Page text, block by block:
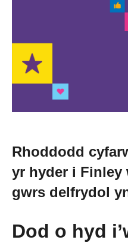
Straeon go iawn
Newyddion
Digwyddiadau
Gweithio i ni
Rhoddodd
yr hyder i Finley
gwrs delfrydol
Dod o hyd